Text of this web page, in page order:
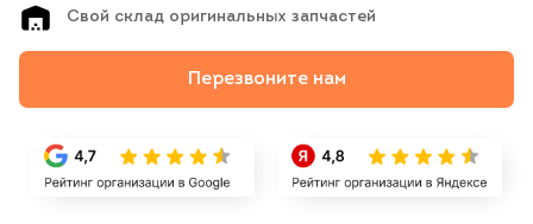
Свой склад оригинальных запчастей
Перезвоните нам